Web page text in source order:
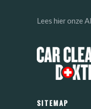
Lees hieronze
SITEMAP